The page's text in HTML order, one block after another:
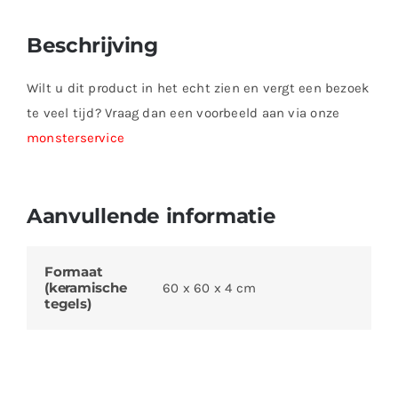
Beschrijving
Wilt u dit product in het echt zien en vergt een bezoek
te veel tijd? Vraag dan een voorbeeld aan via onze
monsterservice
Aanvullende informatie
Formaat
(keramische
tegels)
60 x 60 x 4 cm